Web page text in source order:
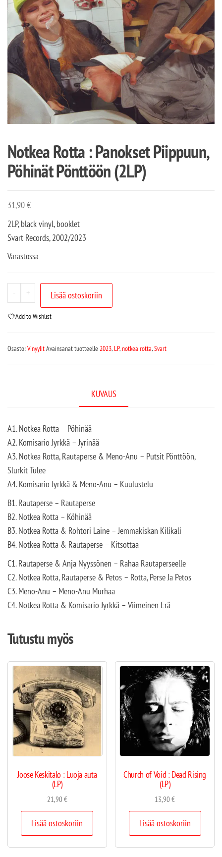
Notkea Rotta : Panokset Piippuun,
Pöhinät Pönttöön (2LP)
31,90€
2LP, black vinyl, booklet
Svart Records, 2002/2023
Varastossa
- + Lisää ostoskoriin
Add to Wishlist
Osasto:VinyylitAvainsanat tuotteelle2023,LP,notkea rotta,Svart
KUVAUS
A1. Notkea Rotta – Pöhinää
A2. Komisario Jyrkkä – Jyrinää
A3. Notkea Rotta, Rautaperse & Meno-Anu – Putsit Pönttöön,
Slurkit Tulee
A4. Komisario Jyrkkä & Meno-Anu – Kuulustelu
B1. Rautaperse – Rautaperse
B2. Notkea Rotta – Köhinää
B3. Notkea Rotta & Rohtori Laine – Jemmakiskan Kilikali
B4. Notkea Rotta & Rautaperse – Kitsottaa
C1. Rautaperse & Anja Nyyssönen – Rahaa Rautaperseelle
C2. Notkea Rotta, Rautaperse & Petos – Rotta, Perse Ja Petos
C3. Meno-Anu – Meno-Anu Murhaa
C4. Notkea Rotta & Komisario Jyrkkä – Viimeinen Erä
Tutustu myös
Joose Keskitalo : Luoja auta
(LP)
21,90€
Lisää ostoskoriin
Church of Void : Dead Rising
(LP)
13,90€
Lisää ostoskoriin